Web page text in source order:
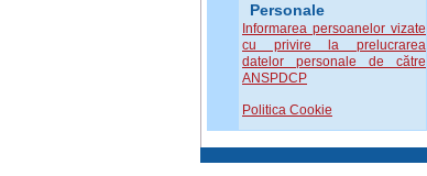
Personale
Informarea persoanelor vizate
cu privire la prelucrarea
datelor personale de către
ANSPDCP
Politica Cookie